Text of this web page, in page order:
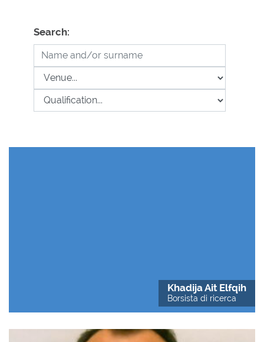
Search:
Khadija Ait Elfqih
Borsista di ricerca